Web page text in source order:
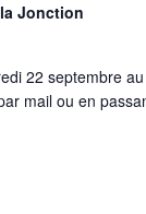
Jonction
22 septembre
mail ou en